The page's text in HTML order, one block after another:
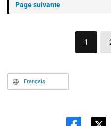
Page suivante
1
Français